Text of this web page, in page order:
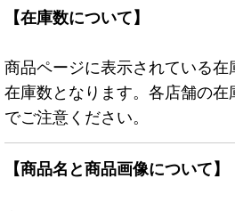
【在庫数について】
商品ページに表示されている
在庫数となります。各店舗の
でご注意ください。
【商品名と商品画像について】